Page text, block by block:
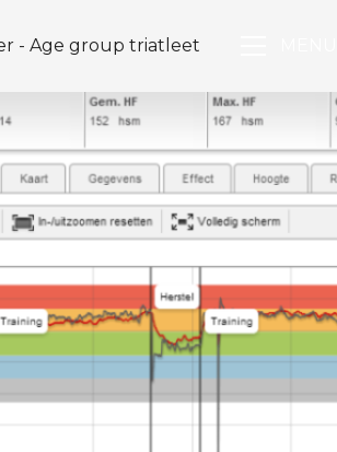
- Age group triatleet